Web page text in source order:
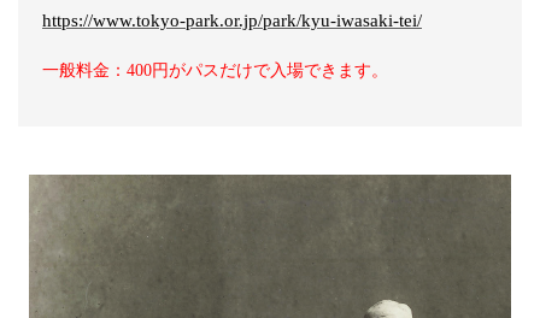
https://www.tokyo-park.or.jp/park/kyu-iwasaki-tei/
一般料金：400円がパスだけで入場できます。